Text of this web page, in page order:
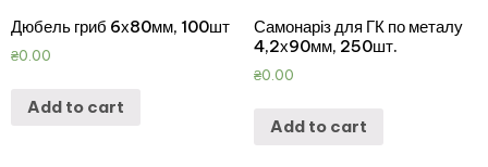
Дюбель гриб 6х80мм, 100шт
₴0.00
Add to cart
Самонаріз для ГК по металу
4,2х90мм, 250шт.
₴0.00
Add to cart